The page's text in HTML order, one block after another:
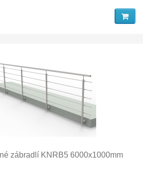
zábradlí KNRB5 6000x1000mm